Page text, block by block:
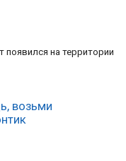
появился на территории
возьми